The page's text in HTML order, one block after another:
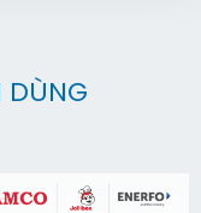
DÙNG